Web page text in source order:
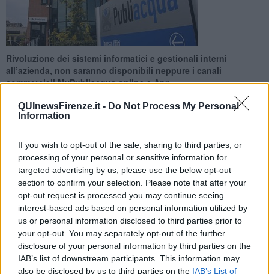
QUInewsFirenze.it - Do Not Process My Personal
Information
If you wish to opt-out of the sale, sharing to third parties, or
processing of your personal or sensitive information for
targeted advertising by us, please use the below opt-out
section to confirm your selection. Please note that after your
opt-out request is processed you may continue seeing
interest-based ads based on personal information utilized by
us or personal information disclosed to third parties prior to
your opt-out. You may separately opt-out of the further
disclosure of your personal information by third parties on the
IAB’s list of downstream participants. This information may
also be disclosed by us to third parties on the IAB’s List of
Rivoluzione dei sistemi informatici e gestionali interni
all’azienda, non saranno disponibili neppure i canali
commerciali MyPubliacqua online e App
FIRENZE —Il gestore idrico Publiacqua ha reso noto ai cittadini
che, per aggiornamento dei sistemi gestionali ed informatici, Lunedì
31 Ottobre Uffici al Pubblico, lo Sportello Digitale ed il Call Center
commerciale (800 238 238)rimarrannochiusi.
"Sarà una rivoluzione dei sistemi informatici e gestionali interni
all’azienda che ci consentirà di essere sempre più vicino alle
necessità di efficienza e rapidità dei nostri utenti. Un lavoro, tanto
importante, che nei giorni subito precedenti ed immediatamente
successivi potrà causare dei temporanei e parziali rallentamenti